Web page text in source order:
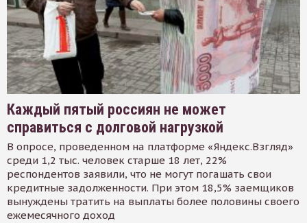
Каждый пятый россиян не может
справиться с долговой нагрузкой
В опросе, проведенном на платформе «Яндекс.Взгляд»
среди 1,2 тыс. человек старше 18 лет, 22%
респондентов заявили, что не могут погашать свои
кредитные задолженности. При этом 18,5% заемщиков
вынуждены тратить на выплаты более половины своего
ежемесячного доход